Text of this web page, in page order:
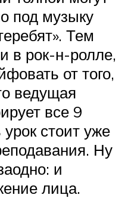
под музыку
Тем
в рок-н-ролле,
от того,
ведущая
все 9
стоит уже
Ну
и
лица.